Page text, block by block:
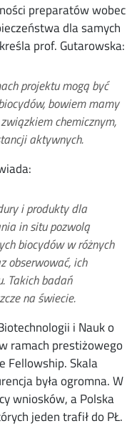
preparatów wobec
dla samych
prof. Gutarowska:
projektu mogą być
bowiem mamy
chemicznym,
aktywnych.
i produkty dla
in situ pozwolą
biocydów w różnych
obserwować, ich
Takich badań
na świecie.
i Nauk o
ramach prestiżowego
Fellowship. Skala
była ogromna. W
wniosków, a Polska
jeden trafił do PŁ.